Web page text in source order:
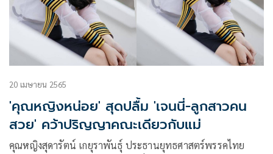
20 เมษายน 2565
'คุณหญิงหน่อย' สุดปลื้ม 'เจนนี่-ลูกสาวคน
สวย' คว้าปริญญาคณะเดียวกับแม่
คุณหญิงสุดารัตน์ เกยุราพันธุ์ ประธานยุทธศาสตร์พรรคไทย